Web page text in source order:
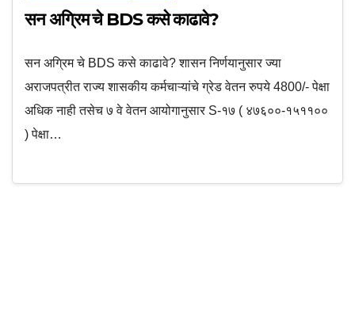
सन अग्रिम चे BDS कसे काढावे?
सन अग्रिम चे BDS कसे काढावे? शासन न‍िर्णयानुसार ज्या
अराजपत्रीत राज्य शासकीय कर्मचाऱ्यांचे ग्रेड वेतन रुपये 4800/- पेक्षा
अध‍िक नाही तसेच ७ वे वेतन आयोगानुसार S-१७ ( ४७६००-१५११००
) पेक्षा…